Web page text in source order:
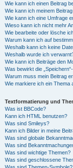
Wie kann ich einen Beitrag
Wie kann ich meinem
Wie kann ich eine Umfrage
Wieso kann ich nicht mehr
Wie bearbeite oder lösche
Warum kann ich auf
Weshalb kann ich keine
Weshalb wurde ich
Wie kann ich Beiträge den
Was bewirkt die
Warum muss mein Beitrag
Wie markiere ich ein Thema
Textformatierung und
Was ist BBCode?
Kann ich HTML benutzen?
Was sind Smileys?
Kann ich Bilder in meine
Was sind globale
Was sind
Was sind wichtige Themen?
Was sind geschlossene